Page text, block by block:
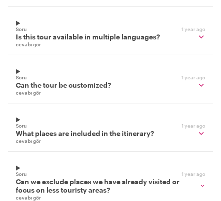
Soru 1 year ago
Is this tour available in multiple languages?
cevabı gör
Soru 1 year ago
Can the tour be customized?
cevabı gör
Soru 1 year ago
What places are included in the itinerary?
cevabı gör
Soru 1 year ago
Can we exclude places we have already visited or
focus on less touristy areas?
cevabı gör